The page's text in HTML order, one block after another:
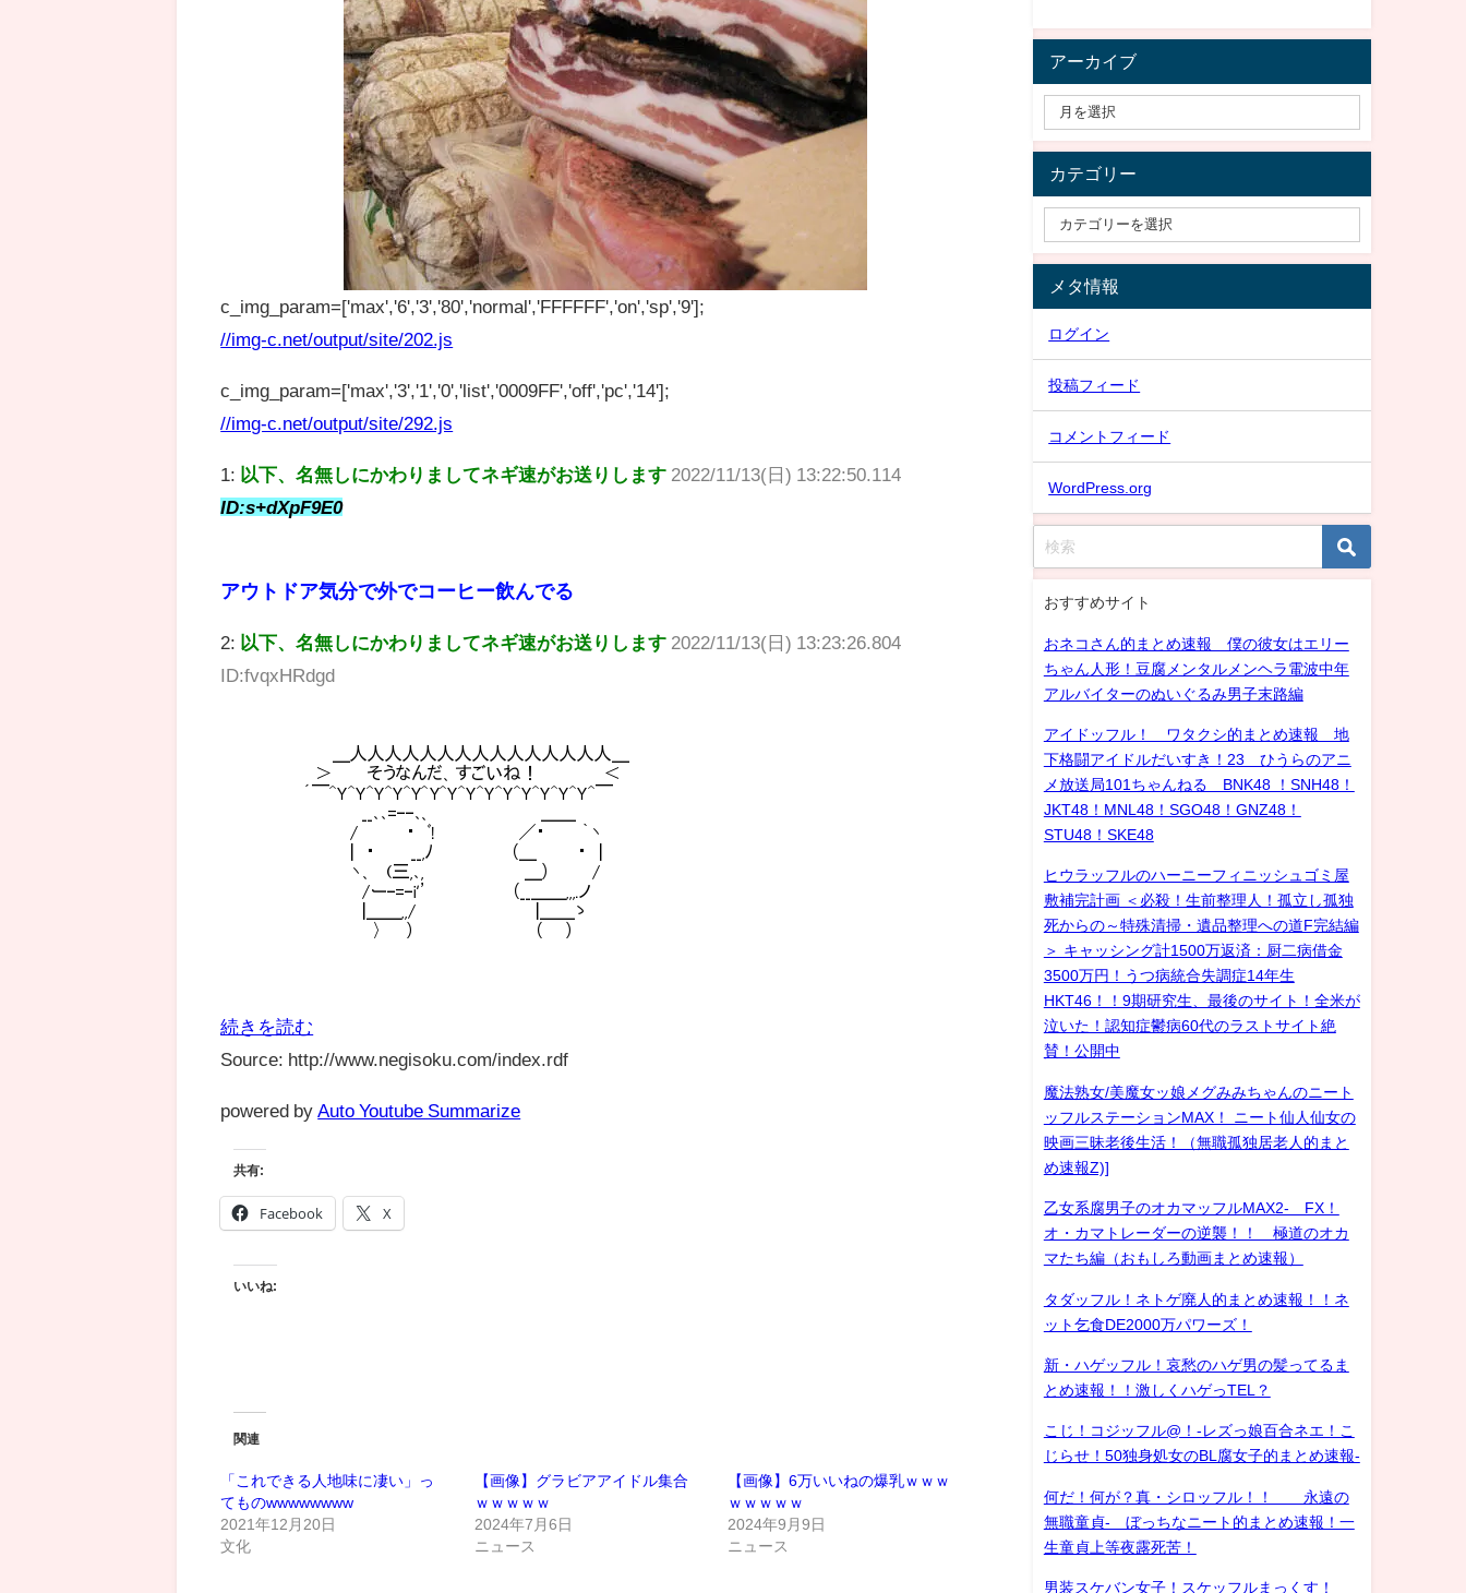
c_img_param=['max','6','3','80','normal','FFFFFF','on','sp','9'];
//img-c.net/output/site/202.js
c_img_param=['max','3','1','0','list','0009FF','off','pc','14'];
//img-c.net/output/site/292.js
1: 以下、名無しにかわりましてネギ速がお送りします 2022/11/13(日) 13:22:50.114
ID:s+dXpF9E0
アウトドア気分で外でコーヒー飲んでる
2: 以下、名無しにかわりましてネギ速がお送りします 2022/11/13(日) 13:23:26.804
ID:fvqxHRdgd
続きを読む
Source: http://www.negisoku.com/index.rdf
powered by Auto Youtube Summarize
共有:
Facebook X
いいね:
関連
「これできる人地味に凄い」っ
てものwwwwwwww
2021年12月20日
文化
【画像】グラビアアイドル集合
ｗｗｗｗｗ
2024年7月6日
ニュース
【画像】6万いいねの爆乳ｗｗｗ
ｗｗｗｗｗ
2024年9月9日
ニュース
アーカイブ
カテゴリー
メタ情報
ログイン
投稿フィード
コメントフィード
WordPress.org
おすすめサイト
おネコさん的まとめ速報 僕の彼女はエリー
ちゃん人形！豆腐メンタルメンヘラ電波中年
アルバイターのぬいぐるみ男子末路編
アイドッフル！ ワタクシ的まとめ速報 地
下格闘アイドルだいすき！23 ひうらのアニ
メ放送局101ちゃんねる BNK48 ！SNH48！
JKT48！MNL48！SGO48！GNZ48！
STU48！SKE48
ヒウラッフルのハーニーフィニッシュゴミ屋
敷補完計画 ＜必殺！生前整理人！孤立し孤独
死からの～特殊清掃・遺品整理への道F完結編
＞ キャッシング計1500万返済：厨二病借金
3500万円！うつ病統合失調症14年生
HKT46！！9期研究生、最後のサイト！全米が
泣いた！認知症鬱病60代のラストサイト絶
賛！公開中
魔法熟女/美魔女ッ娘メグみみちゃんのニート
ッフルステーションMAX！ ニート仙人仙女の
映画三昧老後生活！（無職孤独居老人的まと
め速報Z)]
乙女系腐男子のオカマッフルMAX2- FX！
オ・カマトレーダーの逆襲！！ 極道のオカ
マたち編（おもしろ動画まとめ速報）
タダッフル！ネトゲ廃人的まとめ速報！！ネ
ット乞食DE2000万パワーズ！
新・ハゲッフル！哀愁のハゲ男の髪ってるま
とめ速報！！激しくハゲっTEL？
こじ！コジッフル@！-レズっ娘百合ネエ！こ
じらせ！50独身処女のBL腐女子的まとめ速報-
何だ！何が？真・シロッフル！！ 永遠の
無職童貞- ぼっちなニート的まとめ速報！一
生童貞上等夜露死苦！
男装スケバン女子！スケッフルまっくす！